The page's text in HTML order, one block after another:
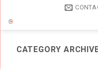
CATEGORY